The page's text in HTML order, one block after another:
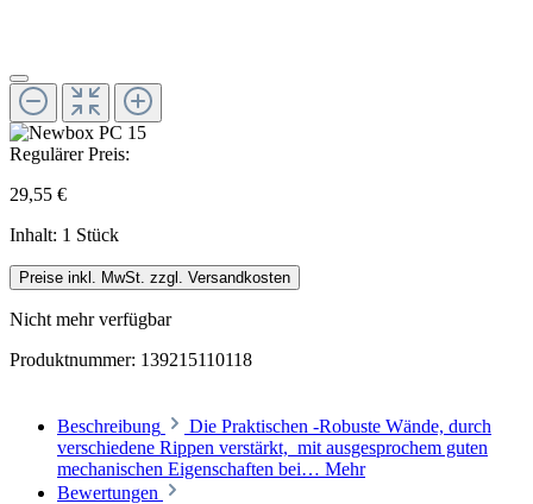
Regulärer Preis:
29,55 €
Inhalt: 1 Stück
Preise inkl. MwSt. zzgl. Versandkosten
Nicht mehr verfügbar
Produktnummer: 139215110118
Beschreibung
Die Praktischen -Robuste Wände, durch
verschiedene Rippen verstärkt, mit ausgesprochem guten
mechanischen Eigenschaften bei… Mehr
Bewertungen